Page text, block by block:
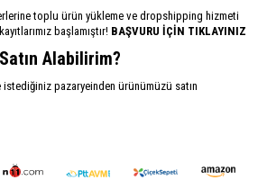
toplu ürün yükleme ve dropshipping hizmeti
başlamıştır! BAŞVURU İÇİN TIKLAYINIZ
Alabilirim?
istediğiniz pazaryeinden ürünümüzü satın